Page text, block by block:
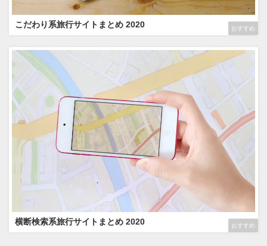
おすすめ
こだわり系旅行サイトまとめ 2020
おすすめ
横断検索系旅行サイトまとめ 2020